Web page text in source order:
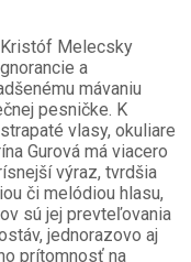
Kristóf Melecsky
a
mávaniu
pesničke. K
vlasy, okuliare
Gurová má viacero
výraz, tvrdšia
či melódiou hlasu,
sú jej prevteľovania
jednorazovo aj
prítomnosť na